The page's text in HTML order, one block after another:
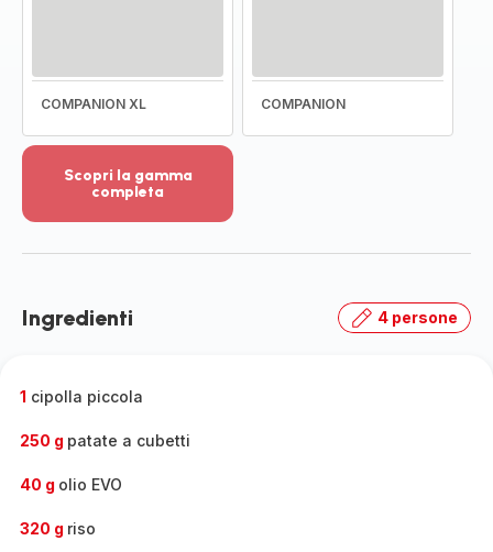
COMPANION XL COMPANION
Scopri la gamma
completa
dettagli
la
Ingredienti 4 persone
1 cipolla piccola
250 g patate a cubetti
40 g olio EVO
320 g riso